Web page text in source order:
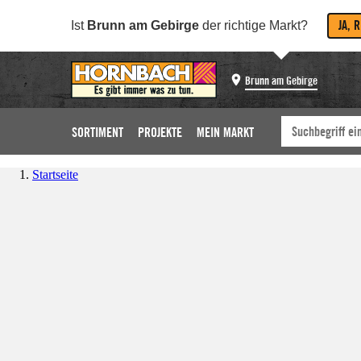
Ist Brunn am Gebirge der richtige Markt? JA,
Brunn am Gebirge
SORTIMENT PROJEKTE MEIN MARKT
Startseite